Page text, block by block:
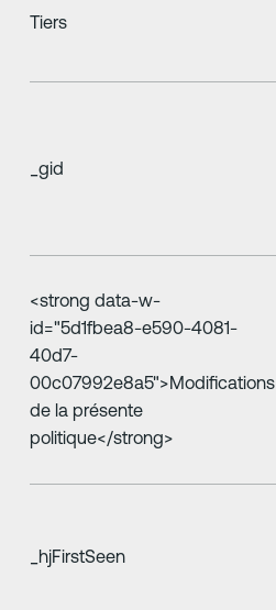
Tiers
_gid
‍<strong data-w-
id="5d1fbea8-e590-4081-
40d7-
00c07992e8a5">Modifications
de la présente
politique</strong>
_hjFirstSeen